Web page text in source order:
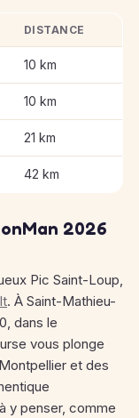
MarathonMan 2026
DISTANCE
10 km
10 km
21 km
42 km
2026
Pic Saint-Loup,
. À Saint-Mathieu-
dans le
vous plonge
et des
y penser, comme